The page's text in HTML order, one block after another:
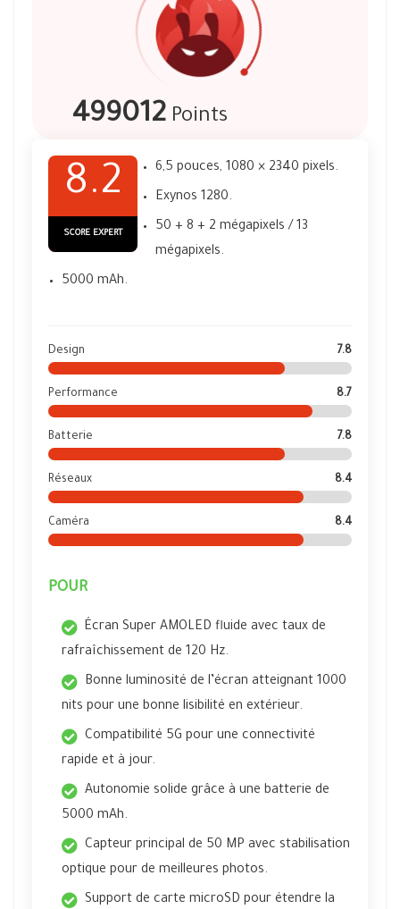
499012 Points
8.2
SCORE EXPERT
6,5 pouces, 1080 × 2340 pixels.
Exynos 1280.
50 + 8 + 2 mégapixels / 13
mégapixels.
5000 mAh.
Design 7.8
Performance 8.7
Batterie 7.8
Réseaux 8.4
Caméra 8.4
POUR
Écran Super AMOLED fluide avec taux de
rafraîchissement de 120 Hz.
Bonne luminosité de l’écran atteignant 1000
nits pour une bonne lisibilité en extérieur.
Compatibilité 5G pour une connectivité
rapide et à jour.
Autonomie solide grâce à une batterie de
5000 mAh.
Capteur principal de 50 MP avec stabilisation
optique pour de meilleures photos.
Support de carte microSD pour étendre la